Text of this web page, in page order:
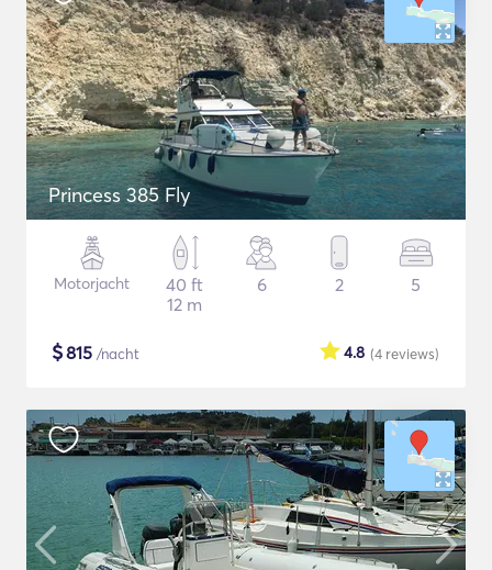
Princess 385 Fly
Motorjacht
40 ft
12 m
6 2 5
$815 /nacht (4 reviews)
4.8